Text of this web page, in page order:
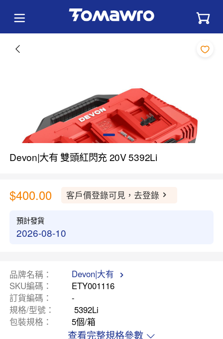
Devon|大有 雙頭紅閃充 20V 5392Li
$400.00 客戶價登錄可見，去登錄
預計發貨
2026-08-10
品牌名稱
Devon|大有
SKU編碼
ETY001116
訂貨編碼
-
規格/型號
5392Li
包裝規格
5個/箱
查看完整規格參數